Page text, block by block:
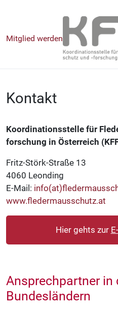
Mitglied werden
Kontakt
Koordinationsstelle für
forschung in Österreich
Fritz-Störk-Straße 13
4060 Leonding
E-Mail:
www.fledermausschutz.at
Hier gehts zur
Ansprechpartner in
Bundesländern